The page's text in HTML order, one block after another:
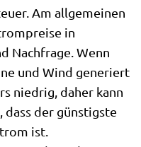
Am allgemeinen
in
Nachfrage. Wenn
und Wind generiert
niedrig, daher kann
dass der günstigste
ist.